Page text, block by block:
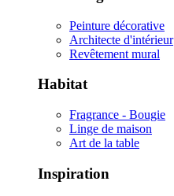
Peinture décorative
Architecte d'intérieur
Revêtement mural
Habitat
Fragrance - Bougie
Linge de maison
Art de la table
Inspiration